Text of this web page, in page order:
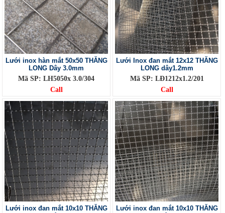
Lưới inox hàn mắt 50x50 THĂNG
LONG Dây 3.0mm
Mã SP: LH5050x 3.0/304
Call
Lưới Inox đan mắt 12x12 THĂNG
LONG dây1.2mm
Mã SP: LĐ1212x1.2/201
Call
Lưới inox đan mắt 10x10 THĂNG
Lưới inox đan mắt 10x10 THĂNG